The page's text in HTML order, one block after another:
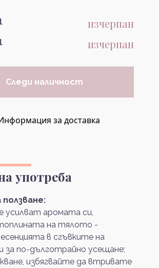
изчерпан
изчерпан
Следи наличност
за доставка
употреба
усилват аромата си,
на тялото -
в сгъвките на
за по-дълготрайно усещане;
избягвайте да втривате